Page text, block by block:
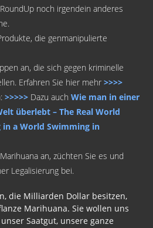
noch irgendein anderes
die genmanipulierte
an, die sich gegen kriminelle
Erfahren Sie hier mehr >>>>
>>>>> Dazu auch Wie man in einer
überlebt – The Real World
in a World Swimming in
an, züchten Sie es und
Legalisierung bei.
die Milliarden Dollar besitzen,
Marihuana. Sie wollen uns
Saatgut, unsere ganze